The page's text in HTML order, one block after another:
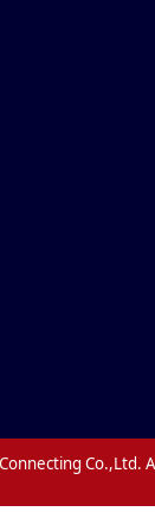
Co.,Ltd.